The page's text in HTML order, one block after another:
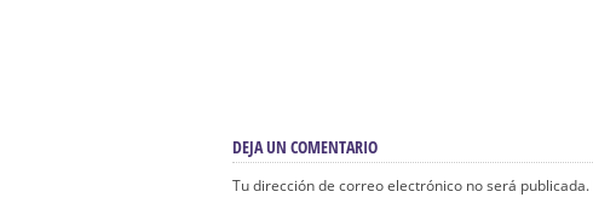
DEJA UN COMENTARIO
Tu dirección de correo electrónico no será publicada.